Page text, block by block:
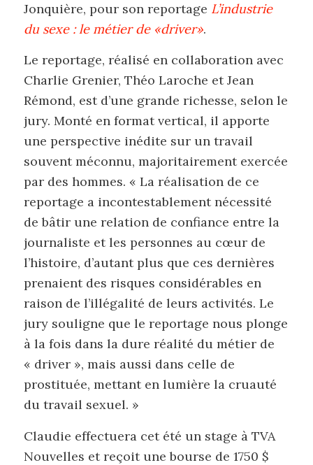
Jonquière, pour son reportage L’industrie
du sexe : le métier de «driver».
Le reportage, réalisé en collaboration avec
Charlie Grenier, Théo Laroche et Jean
Rémond, est d’une grande richesse, selon le
jury. Monté en format vertical, il apporte
une perspective inédite sur un travail
souvent méconnu, majoritairement exercée
par des hommes. « La réalisation de ce
reportage a incontestablement nécessité
de bâtir une relation de confiance entre la
journaliste et les personnes au cœur de
l’histoire, d’autant plus que ces dernières
prenaient des risques considérables en
raison de l’illégalité de leurs activités. Le
jury souligne que le reportage nous plonge
à la fois dans la dure réalité du métier de
« driver », mais aussi dans celle de
prostituée, mettant en lumière la cruauté
du travail sexuel. »
Claudie effectuera cet été un stage à TVA
Nouvelles et reçoit une bourse de 1750 $